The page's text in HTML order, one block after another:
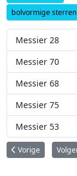
bolvormige
Messier 28
Messier 70
Messier 68
Messier 75
Messier 53
Vorig artikel:
Vorige